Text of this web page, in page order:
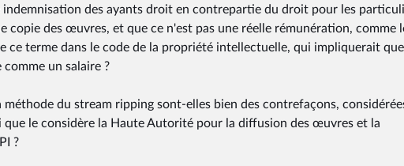
des ayants droit en contrepartie du droit pour les
copie des œuvres, et que ce n'est pas une réelle rémunération, comme
ce terme dans le code de la propriété intellectuelle, qui impliquerait que
un salaire ?
du stream ripping sont-elles bien des contrefaçons,
le considère la Haute Autorité pour la diffusion des œuvres et la
?